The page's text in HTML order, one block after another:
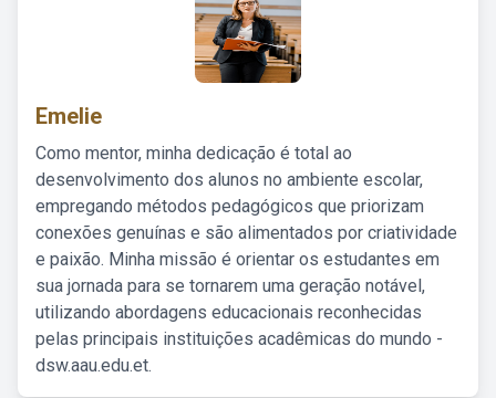
Emelie
Como mentor, minha dedicação é total ao
desenvolvimento dos alunos no ambiente escolar,
empregando métodos pedagógicos que priorizam
conexões genuínas e são alimentados por criatividade
e paixão. Minha missão é orientar os estudantes em
sua jornada para se tornarem uma geração notável,
utilizando abordagens educacionais reconhecidas
pelas principais instituições acadêmicas do mundo -
dsw.aau.edu.et.